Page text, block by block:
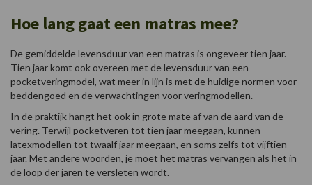
Hoe lang gaat een matras mee?
De gemiddelde levensduur van een matras is ongeveer tien jaar.
Tien jaar komt ook overeen met de levensduur van een
pocketveringmodel, wat meer in lijn is met de huidige normen voor
beddengoed en de verwachtingen voor veringmodellen.
In de praktijk hangt het ook in grote mate af van de aard van de
vering. Terwijl pocketveren tot tien jaar meegaan, kunnen
latexmodellen tot twaalf jaar meegaan, en soms zelfs tot vijftien
jaar. Met andere woorden, je moet het matras vervangen als het in
de loop der jaren te versleten wordt.